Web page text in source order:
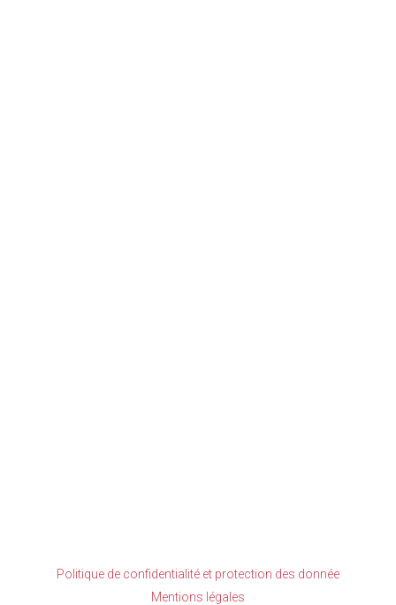
Politique de confidentialité et protection des donnée
Mentions légales